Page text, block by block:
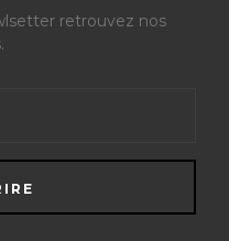
retrouvez nos